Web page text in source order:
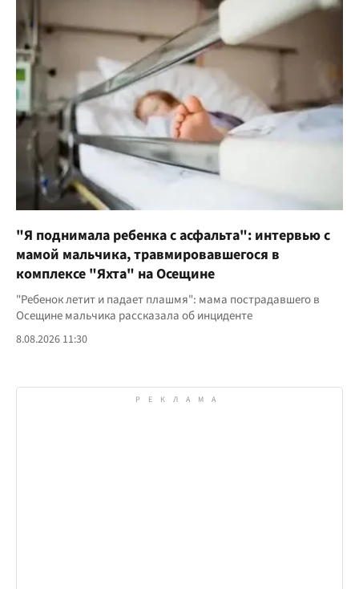
"Я поднимала ребенка с асфальта": интервью с
мамой мальчика, травмировавшегося в
комплексе "Яхта" на Осещине
"Ребенок летит и падает плашмя": мама пострадавшего в
Осещине мальчика рассказала об инциденте
8.08.2026 11:30